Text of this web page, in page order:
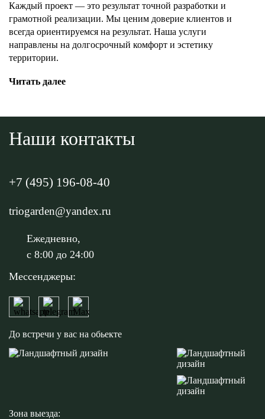
Каждый проект — это результат точной разработки и
грамотной реализации. Мы ценим доверие клиентов и
всегда ориентируемся на результат. Наша услуги
направлены на долгосрочный комфорт и эстетику
территории.
Читать далее
Наши контакты
+7 (495) 196-08-40
triogarden@yandex.ru
Ежедневно,
с 8:00 до 24:00
Мессенджеры:
Написать на WhatsApp
Написать на Telegram
Написать на Max
До встречи у вас на обьекте
Зона выезда: